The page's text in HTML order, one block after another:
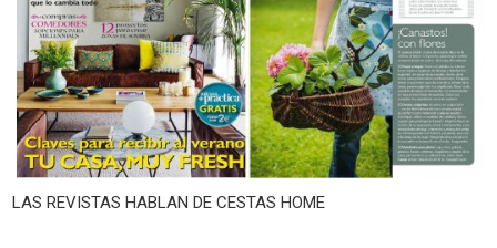
LAS REVISTAS HABLAN DE CESTAS HOME